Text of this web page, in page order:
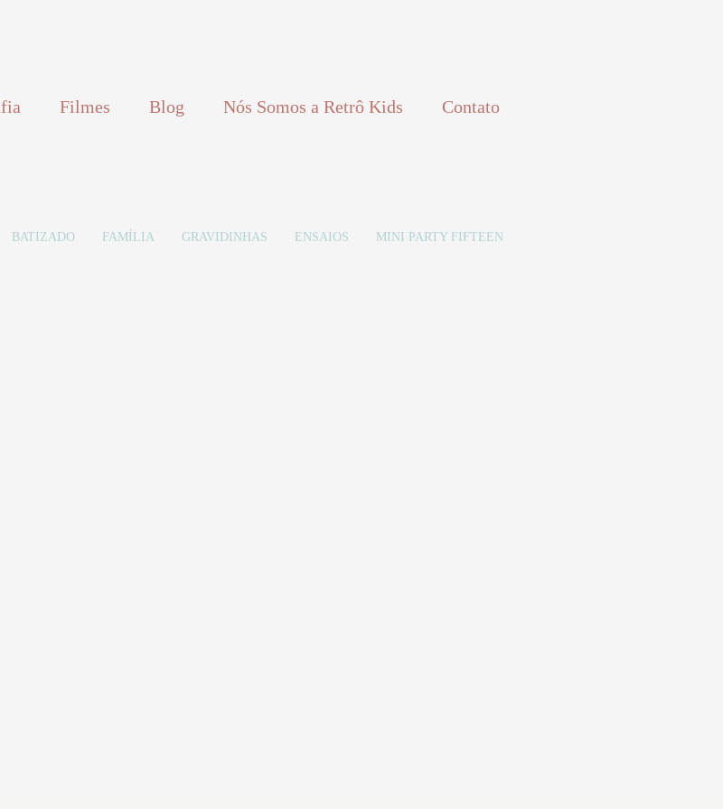
Filmes Blog Nós Somos a Retrô Kids Contato
BATIZADO FAMÍLIA GRAVIDINHAS ENSAIOS MINI PARTY FIFTEEN